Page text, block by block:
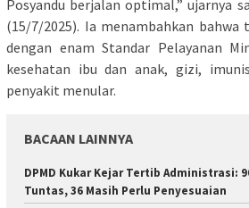
Posyandu berjalan optimal,” ujarnya
(15/7/2025). Ia menambahkan
dengan enam Standar Pelayanan
kesehatan ibu dan anak, gizi,
penyakit menular.
BACAAN LAINNYA
DPMD Kukar Kejar Tertib Administrasi:
Tuntas, 36 Masih Perlu Penyesuaian